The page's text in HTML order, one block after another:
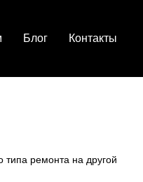
Блог Контакты
типа ремонта на другой